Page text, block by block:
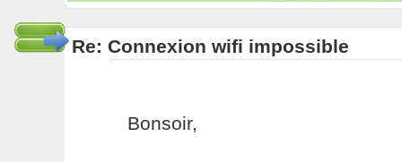
Re: Connexion wifi impossible
Bonsoir,